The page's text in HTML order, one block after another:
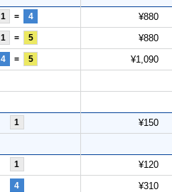
1 = 4 ¥880
1 = 5 ¥880
4 = 5 ¥1,090
1 ¥150
1 ¥120
4 ¥310